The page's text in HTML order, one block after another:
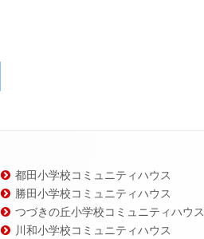
都田小学校コミュニティハウス
勝田小学校コミュニティハウス
つづきの丘小学校コミュニティハウス
川和小学校コミュニティハウス